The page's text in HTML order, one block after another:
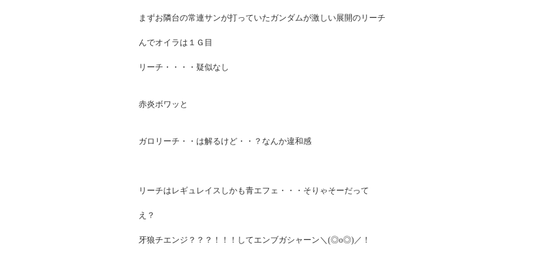
まずお隣台の常連サンが打っていたガンダムが激しい展開のリーチ
んでオイラは１Ｇ目
リーチ・・・・疑似なし
赤炎ボワッと
ガロリーチ・・は解るけど・・？なんか違和感
リーチはレギュレイスしかも青エフェ・・・そりゃそーだって
え？
牙狼チエンジ？？？！！！してエンブガシャーン＼(◎o◎)／！